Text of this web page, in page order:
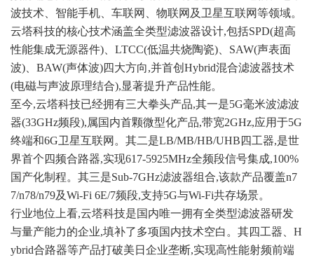
波技术、智能手机、 车联网 物联网 及卫星互联网等领域。
云塔科技的核心技术涵盖全类型滤波器设计,包括SPD(超高
性能集成无源器件)、LTCC(低温共烧陶瓷)、SAW(声表面
波)、BAW(声体波)四大方向,并首创Hybrid混合滤波器技术
(电磁与声波原理结合),显著提升产品性能。
至今,云塔科技已经拥有三大拳头产品,其一是5G毫米波滤波
器(33GHz频段),属国内首颗微型化产品,带宽2GHz,应用于5G
终端和6G卫星互联网。其二是LB/MB/HB/UHB四工器,是世
界首个四频合路器,实现617-5925MHz全频段信号集成,100%
国产化制程。其三是Sub-7GHz滤波器组合,该款产品覆盖n7
7/n78/n79及Wi-Fi 6E/7频段,支持5G与Wi-Fi共存场景。
行业地位上看,云塔科技是国内唯一拥有全类型滤波器研发
与量产能力的企业,填补了多项国内技术空白。其四工器、H
ybrid合路器等产品打破美日企业垄断,实现高性能射频前端